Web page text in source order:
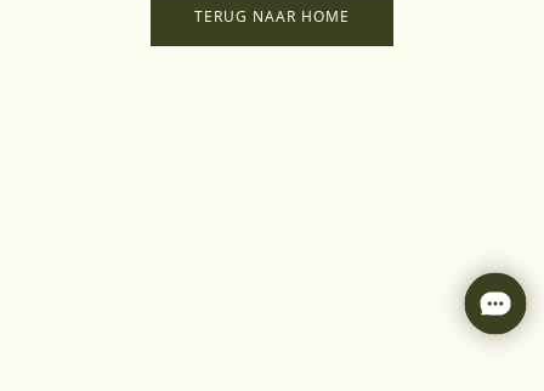
TERUG NAAR HOME